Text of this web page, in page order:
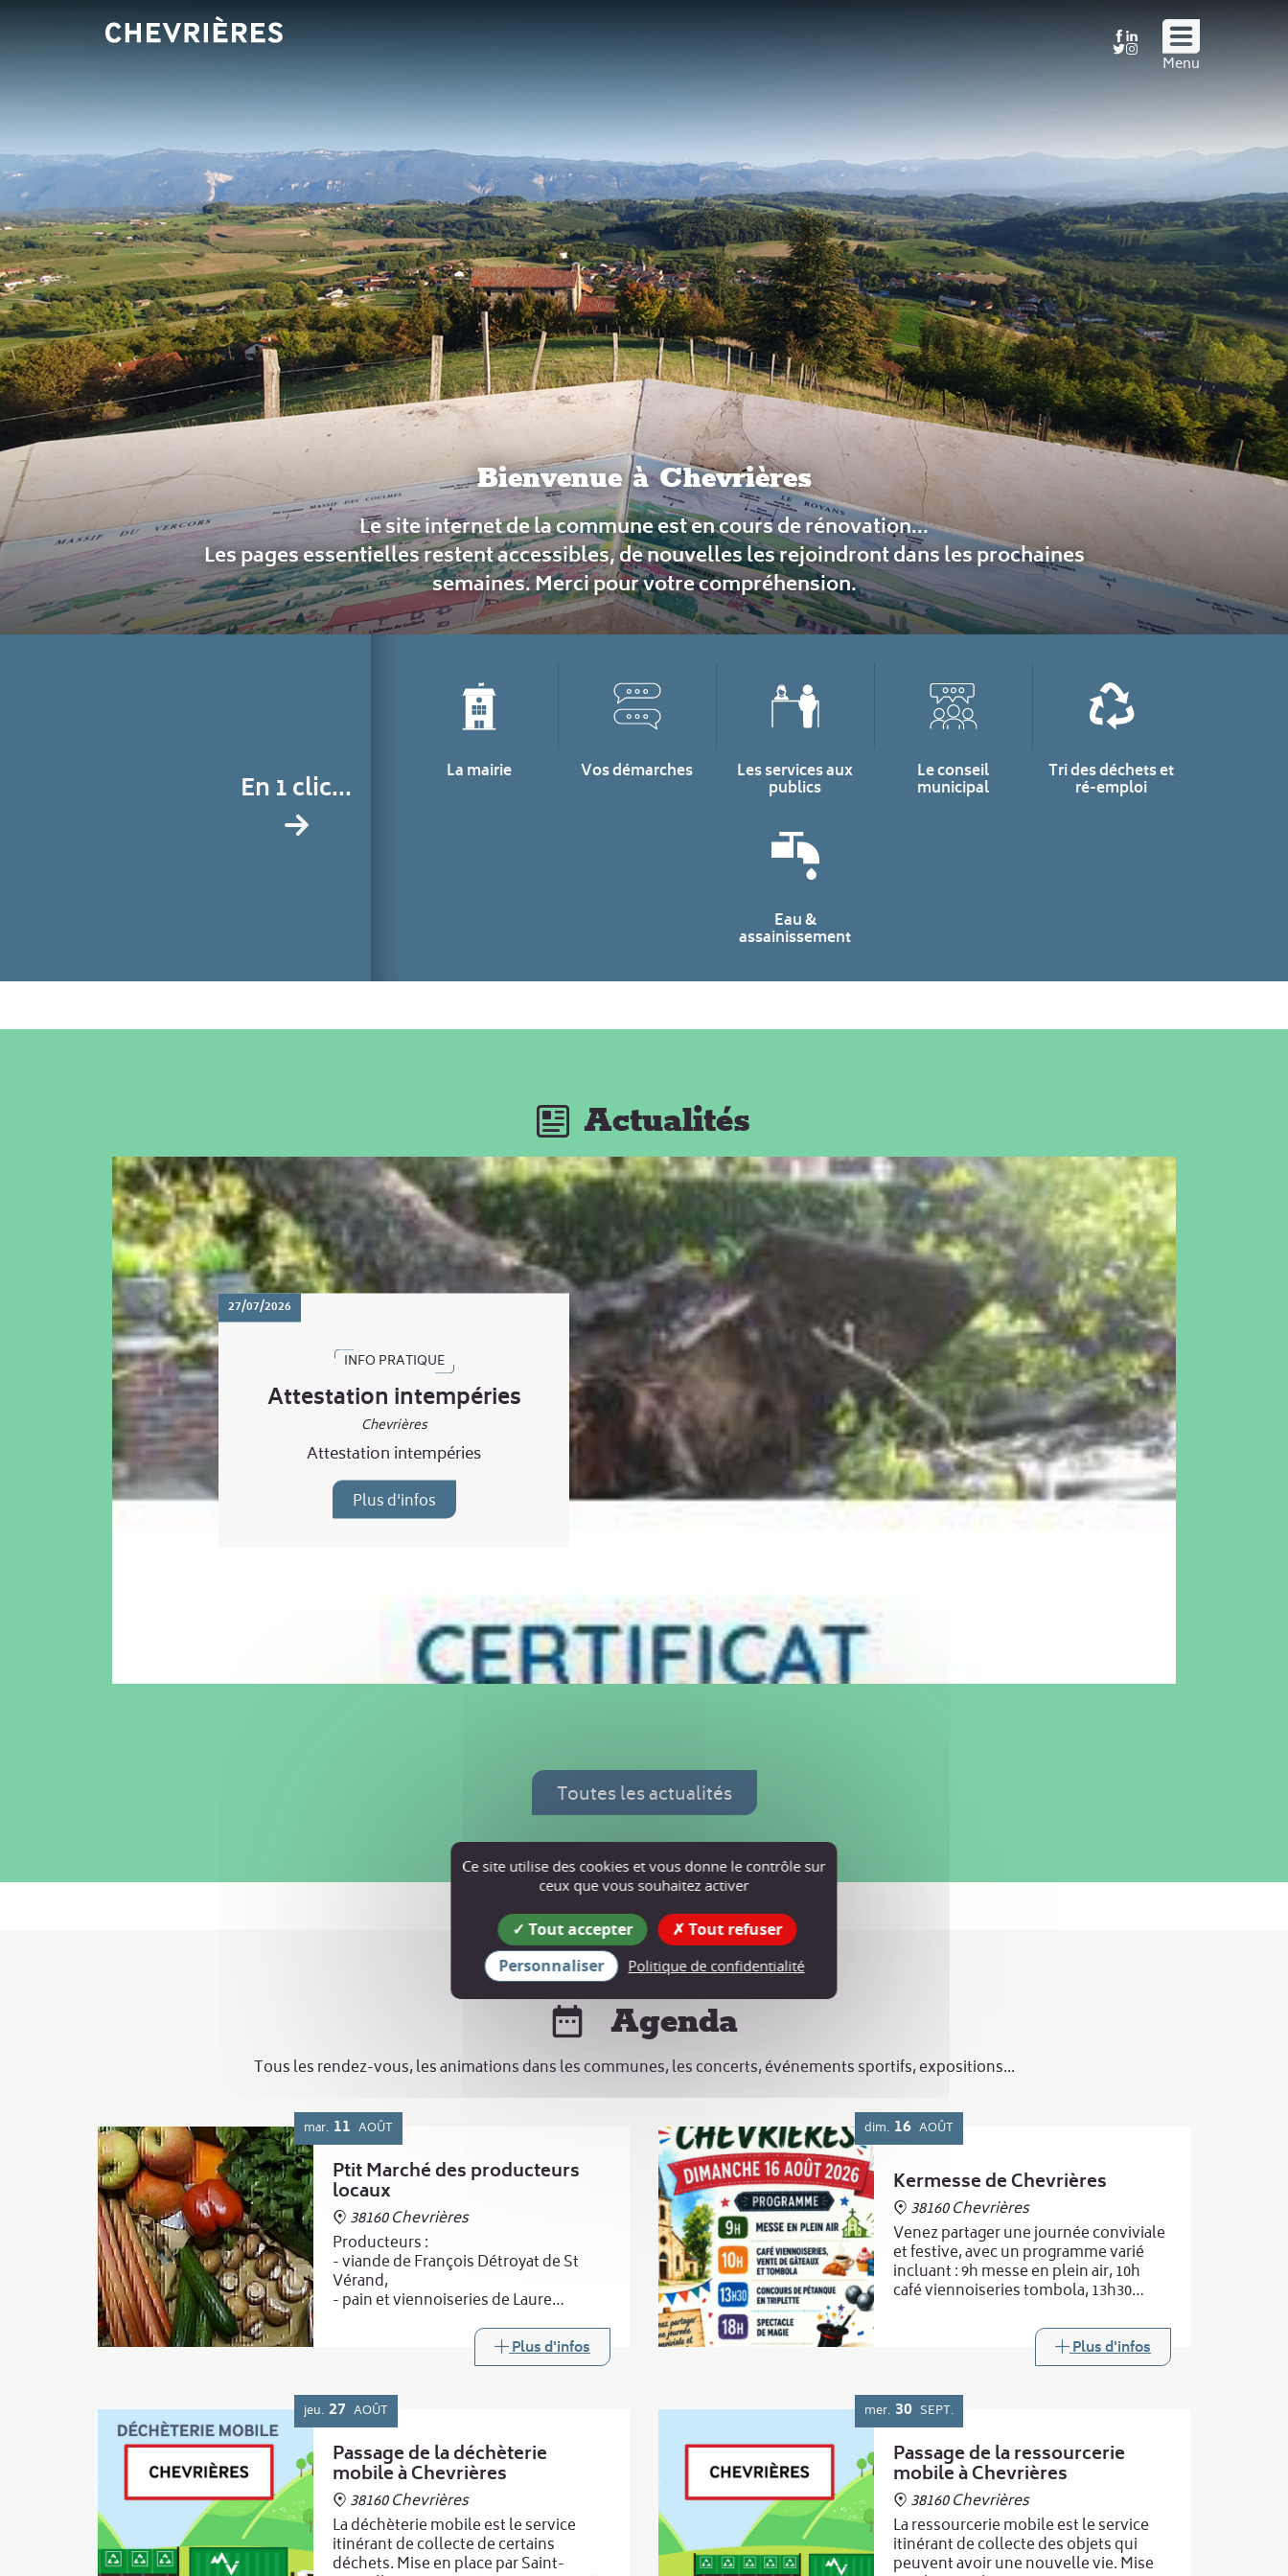
SuivezMenu
Bienvenue à Chevrières
Le site internet de la commune est en cours de rénovation...
Les pages essentielles restent accessibles, de nouvelles les rejoindront dans les prochaines
semaines. Merci pour votre compréhension.
En 1 clic... La mairie Vos démarches Les services aux
publics
Le conseil
municipal
Tri des déchets et
ré-emploi
Eau &
assainissement
Actualités
27/07/2026
INFO PRATIQUE
Attestation intempéries
Chevrières
Attestation intempéries
Plus d'infos
Toutes les actualités
Agenda
Tous les rendez-vous, les animations dans les communes, les concerts, événements sportifs, expositions...
mar. 11 AOÛT
Ptit Marché des producteurs
locaux
38160 Chevrières
Producteurs :
- viande de François Détroyat de St
Vérand,
- pain et viennoiseries de Laure
- pâtisserie de Baptiste
- légumes de Laurent Boucheny de
Murinais
Buvette
Plus d'infos
dim. 16 AOÛT
Kermesse de Chevrières
38160 Chevrières
Venez partager une journée conviviale
et festive, avec un programme varié
incluant : 9h messe en plein air, 10h
café viennoiseries tombola, 13h30
18h spectacle de magie et 19h repas
ravioles. Buvette toute la journée
Plus d'infos
jeu. 27 AOÛT
Passage de la déchèterie
mobile à Chevrières
38160 Chevrières
La déchèterie mobile est le service
itinérant de collecte de certains
déchets. Mise en place par Saint-
mer. 30 SEPT.
Passage de la ressourcerie
mobile à Chevrières
38160 Chevrières
La ressourcerie mobile est le service
itinérant de collecte des objets qui
peuvent avoir une nouvelle vie. Mise
Ce site utilise des cookies et vous donne le contrôle sur
ceux que vous souhaitez activer
Tout accepter
Tout refuser
Personnaliser
Politique de confidentialité